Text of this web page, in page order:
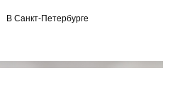
В Санкт-Петербурге